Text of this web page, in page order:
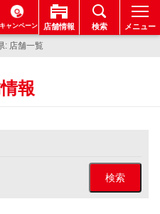
キャンペーン 店舗情報 検索 メニュー
: 店舗一覧
報
検索